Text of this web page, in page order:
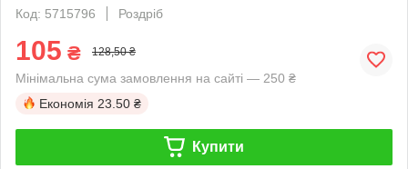
Код: 5715796
Роздріб
105 ₴ 128,50 ₴
Мінімальна сума замовлення на сайті — 250 ₴
Економія 23.50 ₴
Купити